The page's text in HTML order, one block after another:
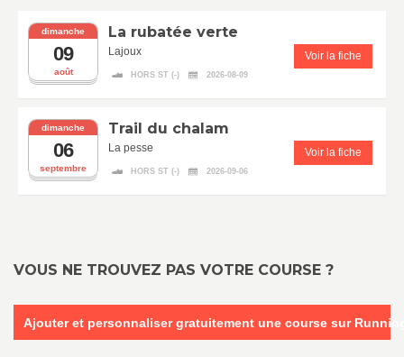
août
dimanche
09
La rubatée verte
Lajoux Voir la fiche
HORS ST (-) 2026-08-09
septembre
dimanche
06
Trail du chalam
La pesse Voir la fiche
HORS ST (-) 2026-09-06
VOUS NE TROUVEZ PAS VOTRE COURSE ?
Ajouter et personnaliser gratuitement une course sur